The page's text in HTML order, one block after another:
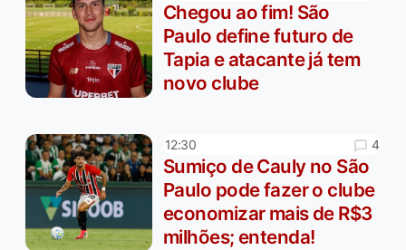
Chegou ao fim! São
Paulo define futuro de
Tapia e atacante já tem
novo clube
12:30 4
Sumiço de Cauly no São
Paulo pode fazer o clube
economizar mais de R$3
milhões; entenda!